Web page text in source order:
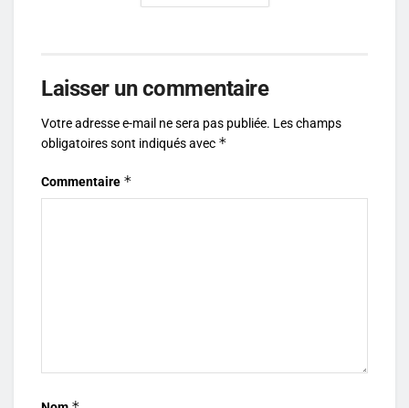
Laisser un commentaire
Votre adresse e-mail ne sera pas publiée. Les champs
obligatoires sont indiqués avec *
Commentaire *